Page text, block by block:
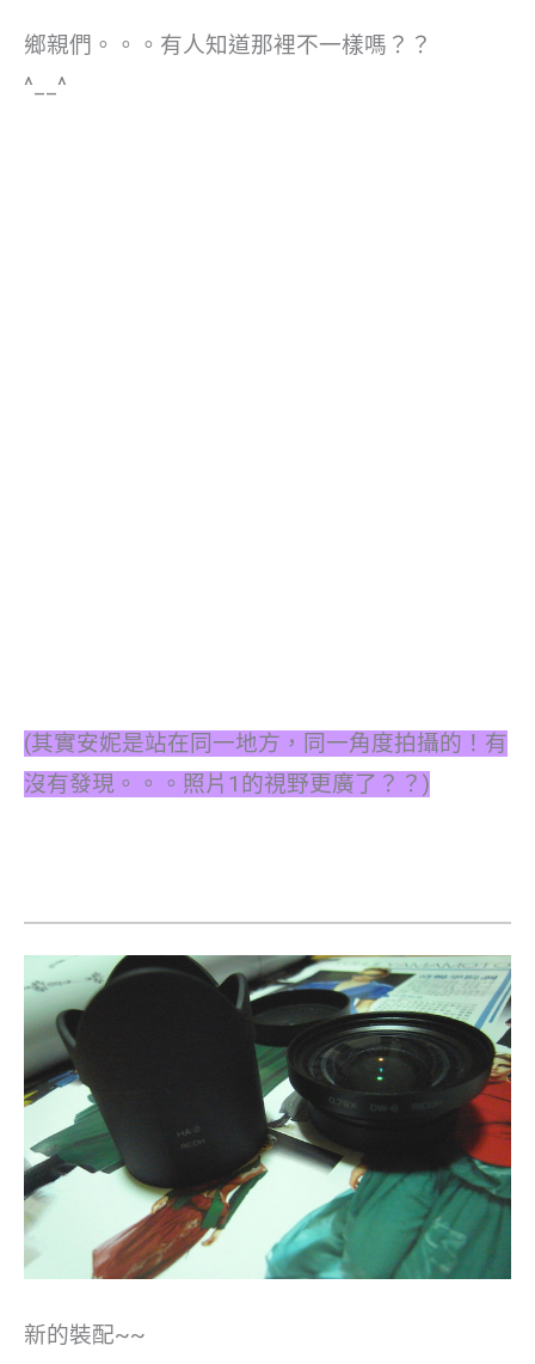
鄉親們。。。有人知道那裡不一樣嗎？？
^__^
(其實安妮是站在同一地方，同一角度拍攝的！有
沒有發現。。。照片1的視野更廣了？？)
新的裝配~~